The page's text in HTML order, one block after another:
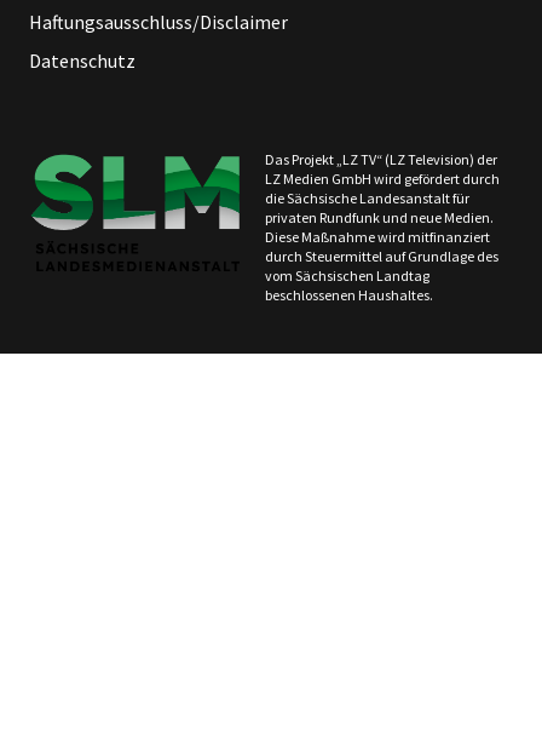
Haftungsausschluss/Disclaimer
Datenschutz
Das Projekt „LZ TV“ (LZ Television) der
LZ Medien GmbH wird gefördert durch
die Sächsische Landesanstalt für
privaten Rundfunk und neue Medien.
Diese Maßnahme wird mitfinanziert
durch Steuermittel auf Grundlage des
vom Sächsischen Landtag
beschlossenen Haushaltes.